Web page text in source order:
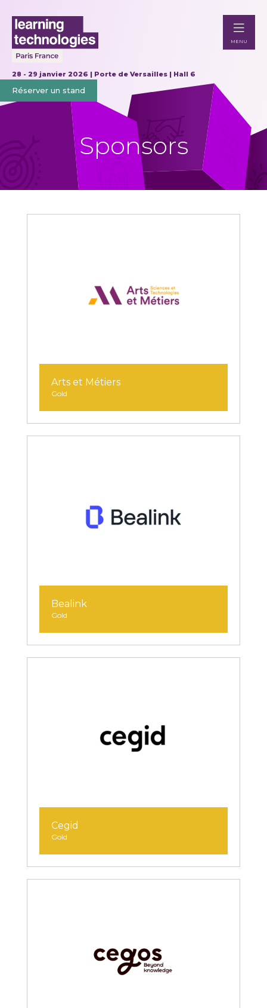
28 - 29 janvier 2026 | Porte de Versailles | Hall 6
Réserver un stand
MENU
Sponsors
Arts et Métiers
Gold
Bealink
Gold
Cegid
Gold